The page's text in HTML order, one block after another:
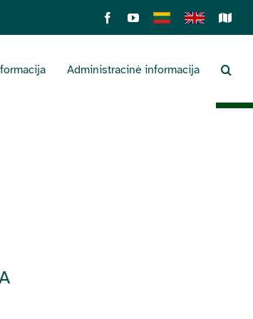
FacebookYouTube
Lietuviškai
English
Administracinė informacija